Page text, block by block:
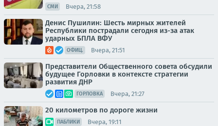
СМИ Вчера, 21:58
Денис Пушилин: Шесть мирных жителей
Республики пострадали сегодня из-за атак
ударных БПЛА ВФУ
ОФИЦ. Вчера, 21:51
Представители Общественного совета обсудили
будущее Горловки в контексте стратегии
развития ДНР
ГОРЛОВКА Вчера, 21:27
20 километров по дороге жизни
ПАБЛИКИ Вчера, 19:11